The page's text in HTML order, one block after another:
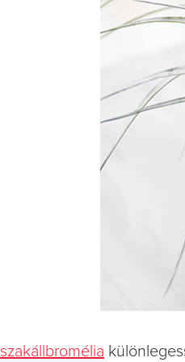
szakállbromélia